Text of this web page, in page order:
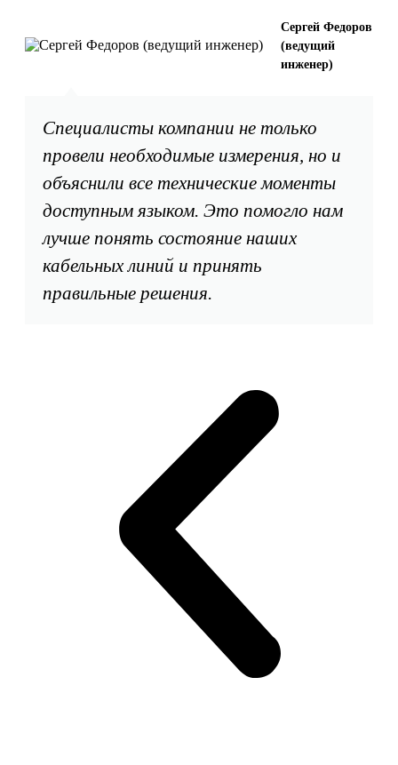
Специалисты компании не только
провели необходимые измерения, но и
объяснили все технические моменты
доступным языком. Это помогло нам
лучше понять состояние наших
кабельных линий и принять
правильные решения.
Сергей Федоров
(ведущий
инженер)